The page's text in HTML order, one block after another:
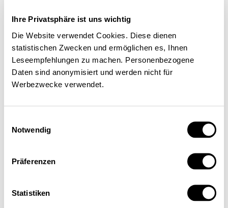
Ihre Privatsphäre ist uns wichtig
Die Website verwendet Cookies. Diese dienen
statistischen Zwecken und ermöglichen es, Ihnen
Leseempfehlungen zu machen. Personenbezogene
Daten sind anonymisiert und werden nicht für
Werbezwecke verwendet.
Notwendig
Präferenzen
Statistiken
Autorinnen und Autoren
Über uns
Kontakt
Impressum
Vorschau
Die App
Arbeitsmarkt
Finanzen / Steuern
Sozialpolitik
Nobelpreis